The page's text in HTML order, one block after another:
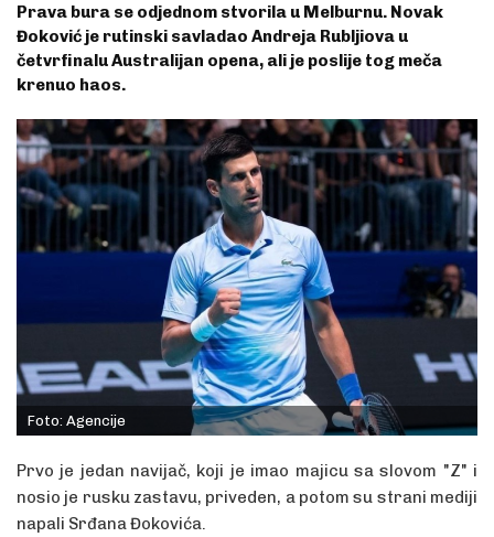
Prava bura se odjednom stvorila u Melburnu. Novak
Đoković je rutinski savladao Andreja Rubljiova u
četvrfinalu Australijan opena, ali je poslije tog meča
krenuo haos.
Foto: Agencije
Prvo je jedan navijač, koji je imao majicu sa slovom "Z" i
nosio je rusku zastavu, priveden, a potom su strani mediji
napali Srđana Đokovića.